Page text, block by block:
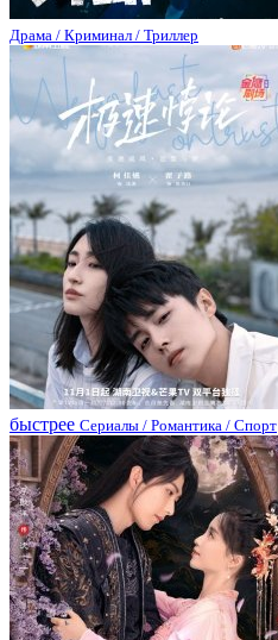
Драма / Криминал / Триллер
быстрее Сериалы / Романтика / Спорт